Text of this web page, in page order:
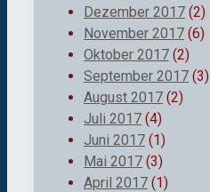
Dezember 2017 (2)
November 2017 (6)
Oktober 2017 (2)
September 2017 (3)
August 2017 (2)
Juli 2017 (4)
Juni 2017 (1)
Mai 2017 (3)
April 2017 (1)